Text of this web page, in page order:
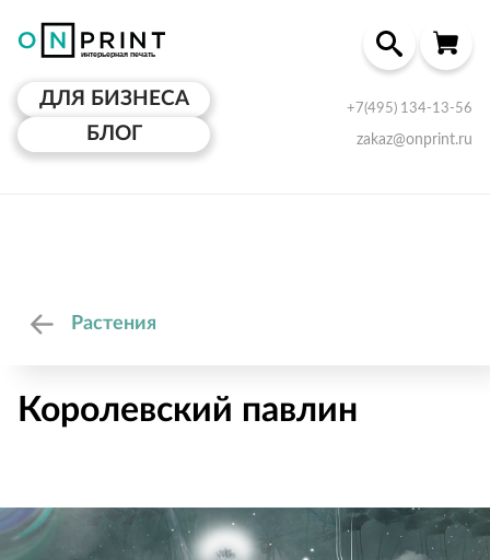
ДЛЯ БИЗНЕСА
БЛОГ
+7(495) 134-13-56
zakaz@onprint.ru
Растения
Королевский павлин